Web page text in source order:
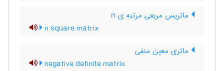
ماتریس مربعی مرتبه ی n
n square matrix
ماتری معین منفی
negative definite matrix